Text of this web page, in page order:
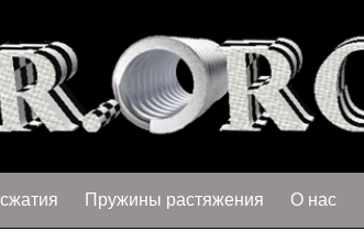
Пружины растяжения О нас